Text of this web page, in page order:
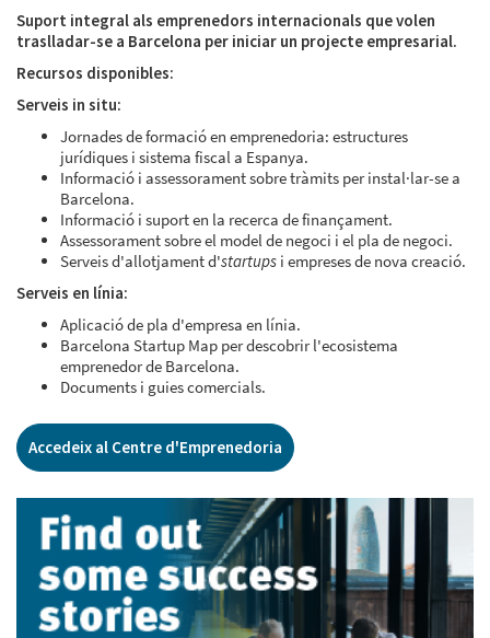
Suport integral als emprenedors internacionals que volen
traslladar-se a Barcelona per iniciar un projecte empresarial.
Recursos disponibles:
Serveis in situ:
Jornades de formació en emprenedoria: estructures
jurídiques i sistema fiscal a Espanya.
Informació i assessorament sobre tràmits per instal·lar-se a
Barcelona.
Informació i suport en la recerca de finançament.
Assessorament sobre el model de negoci i el pla de negoci.
Serveis d'allotjament d'startups i empreses de nova creació.
Serveis en línia:
Aplicació de pla d'empresa en línia.
Barcelona Startup Map per descobrir l'ecosistema
emprenedor de Barcelona.
Documents i guies comercials.
Accedeix al Centre d'Emprenedoria